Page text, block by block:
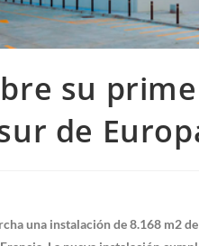
su
de
una instalación de 8.168 m2